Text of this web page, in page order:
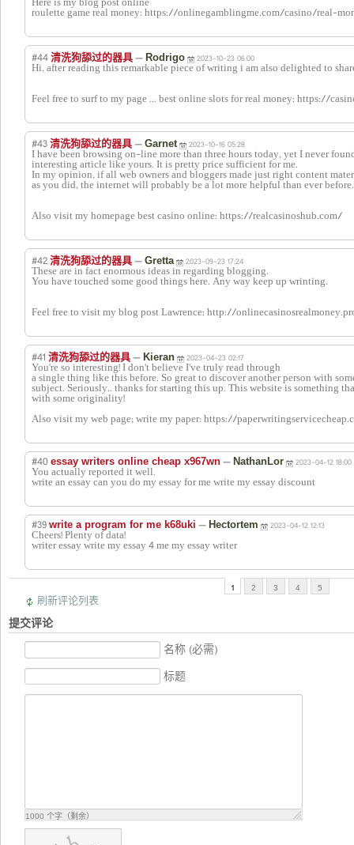
roulette game real money: https://onlinegamblingme.com/casino/real-
#44 清洗狗舔过的器具 — Rodrigo 2023-10-23 06:00
Hi, after reading this remarkable piece of writing i am also delighted to
Feel free to surf to my page ... best online slots for real money: https://
#43 清洗狗舔过的器具 — Garnet 2023-10-16 05:28
I have been browsing on-line more than three hours today, yet I never
interesting article like yours. It is pretty price sufficient for me.
In my opinion, if all web owners and bloggers made just right content
as you did, the internet will probably be a lot more helpful than ever before.
Also visit my homepage best casino online: https://realcasinoshub.com/
#42 清洗狗舔过的器具 — Gretta 2023-09-23 17:24
These are in fact enormous ideas in regarding blogging.
You have touched some good things here. Any way keep up wrinting.
Feel free to visit my blog post Lawrence: http://
#41 清洗狗舔过的器具 — Kieran 2023-04-23 02:17
You're so interesting! I don't believe I've truly read through
a single thing like this before. So great to discover another person with
subject. Seriously.. thanks for starting this up. This website is something
with some originality!
Also visit my web page; write my paper: https://
#40 essay writers online cheap x967wn — NathanLor 2023-04-12 18:00
You actually reported it well.
write an essay can you do my essay for me write my essay discount
#39 write a program for me k68uki — Hectortem 2023-04-12 12:13
Cheers! Plenty of data!
writer essay write my essay 4 me my essay writer
1 2 3 4 5
刷新评论列表
提交评论
名称 (必需)
标题
1000 个字（剩余）